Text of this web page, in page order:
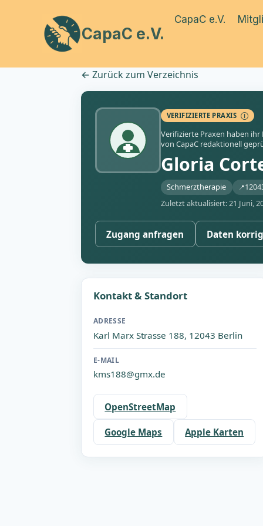
CapaC e.V.
CapaC e.V.
← Zurück zum Verzeichnis
VERIFIZIERTE PRAXIS Ⓘ
Verifizierte Praxen haben
von CapaC redaktionell
Gloria
Schmerztherapie
Zuletzt aktualisiert: 21 Juni,
Zugang anfragen Daten
Kontakt & Standort
ADRESSE
Karl Marx Strasse 188, 12043 Berlin
E-MAIL
kms188@gmx.de
OpenStreetMap
Google Maps Apple Karten